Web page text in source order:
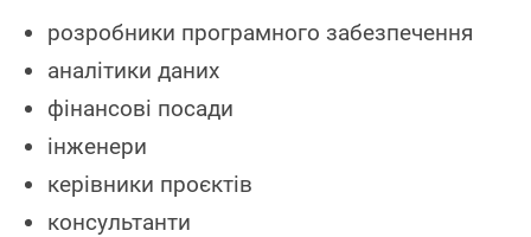
розробники програмного забезпечення
аналітики даних
фінансові посади
інженери
керівники проєктів
консультанти